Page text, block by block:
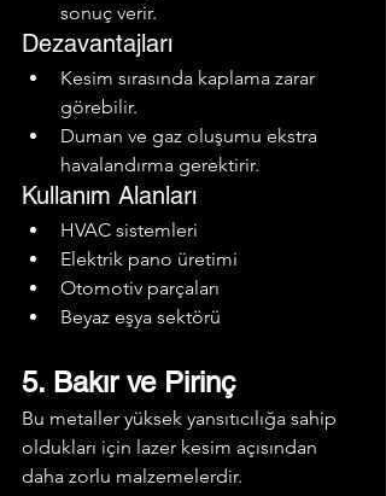
sonuç verir.
Dezavantajları
Kesim sırasında kaplama zarar
görebilir.
Duman ve gaz oluşumu ekstra
havalandırma gerektirir.
Kullanım Alanları
HVAC sistemleri
Elektrik pano üretimi
Otomotiv parçaları
Beyaz eşya sektörü
5. Bakır ve Pirinç
Bu metaller yüksek yansıtıcılığa sahip
oldukları için lazer kesim açısından
daha zorlu malzemelerdir.